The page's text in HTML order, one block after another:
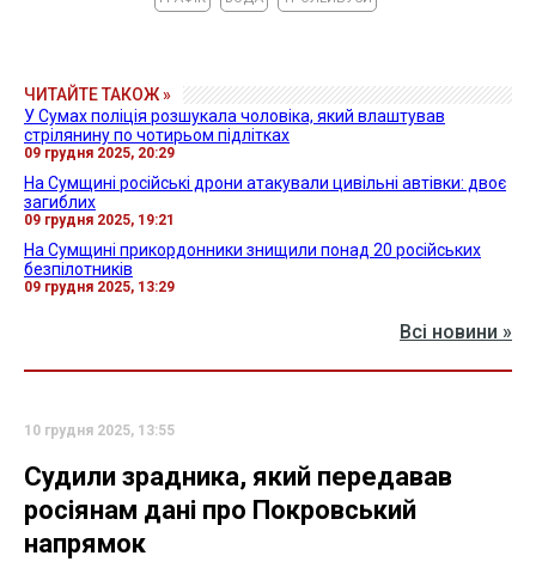
ЧИТАЙТЕ ТАКОЖ »
У Сумах поліція розшукала чоловіка, який влаштував
стрілянину по чотирьом підлітках
09 грудня 2025, 20:29
На Сумщині російські дрони атакували цивільні автівки: двоє
загиблих
09 грудня 2025, 19:21
На Сумщині прикордонники знищили понад 20 російських
безпілотників
09 грудня 2025, 13:29
Всі новини »
10 грудня 2025, 13:55
Судили зрадника, який передавав
росіянам дані про Покровський
напрямок